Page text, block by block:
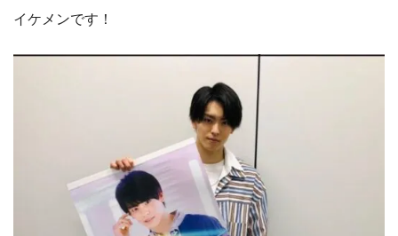
イケメンです！